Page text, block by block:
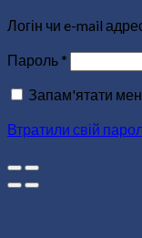
Логін чи e-mail
Пароль *
Запам'ятати
Втратили свій